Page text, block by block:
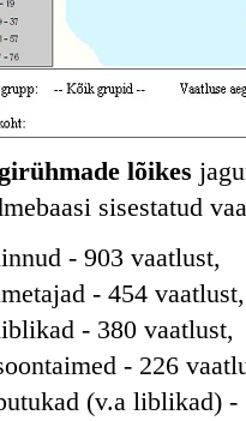
lõikes
sisestatud
- 903 vaatlust,
- 454 vaatlust,
- 380 vaatlust,
- 226
(v.a liblikad) -